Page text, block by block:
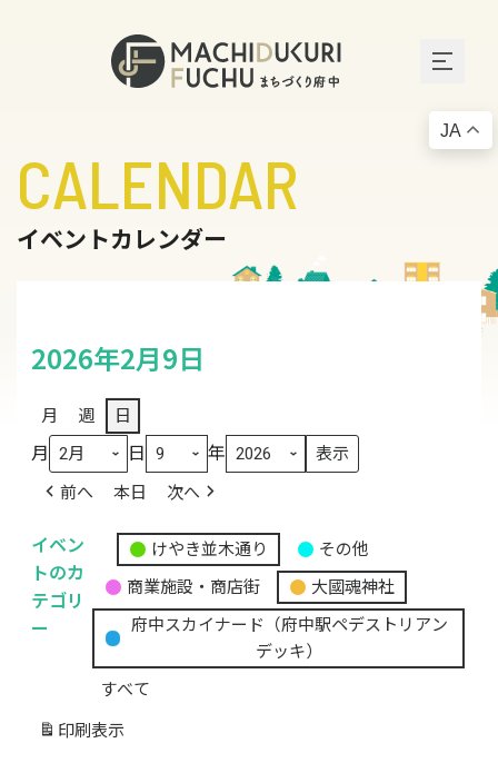
CALENDAR
イベントカレンダー
2026年2月9日
月 週 日
月 日 年
前へ 本日 次へ
イベン
トのカ
テゴリ
ー
無
題
の
カ
テ
ゴ
リ
けやき並木通り
その他
商業施設・商店街
大國魂神社
府中スカイナード（府中駅ペデストリアン
デッキ）
すべて
印刷 表示
JA